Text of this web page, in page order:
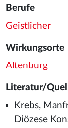
Berufe
Geistlicher
Wirkungsorte
Altenburg
Literatur/
Krebs,
Diözese